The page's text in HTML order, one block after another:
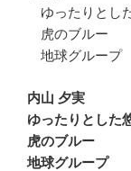
ゆったりとし
虎のブルー
地球グループ
内山 夕実
ゆったりとした
虎のブルー
地球グループ